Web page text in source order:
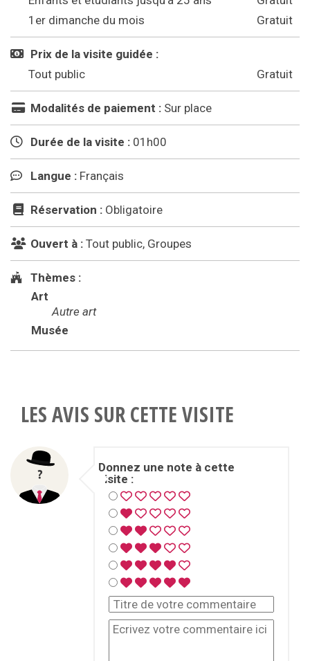
1er dimanche du mois
Gratuit
Prix de la visite guidée :
Tout public
Gratuit
Modalités de paiement : Sur place
Durée de la visite : 01h00
Langue : Français
Réservation : Obligatoire
Ouvert à : Tout public, Groupes
Thèmes :
Art
Autre art
Musée
LES AVIS SUR CETTE VISITE
Donnez une note à cette
visite :